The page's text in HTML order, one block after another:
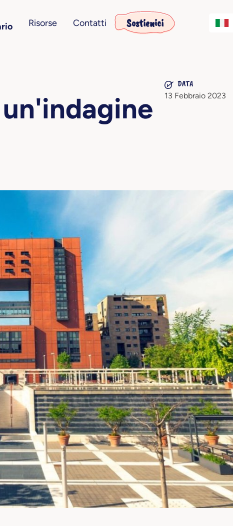
Risorse Contatti Sostienici
DATA
13 Febbraio 2023